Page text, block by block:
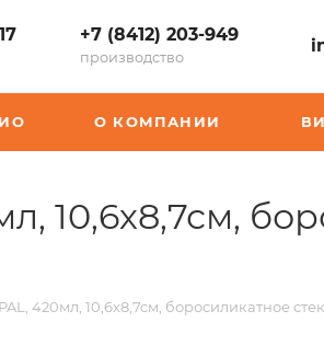
+7 (8412) 203-949
производство
О КОМПАНИИ
10,6х8,7см,
420мл, 10,6х8,7см, боросиликатное